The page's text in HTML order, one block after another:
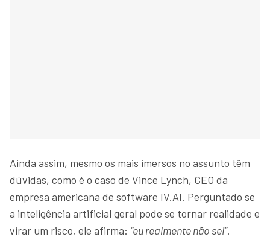
Ainda assim, mesmo os mais imersos no assunto têm
dúvidas, como é o caso de Vince Lynch, CEO da
empresa americana de software IV.AI. Perguntado se
a inteligência artificial geral pode se tornar realidade e
virar um risco, ele afirma: “eu realmente não sei”.